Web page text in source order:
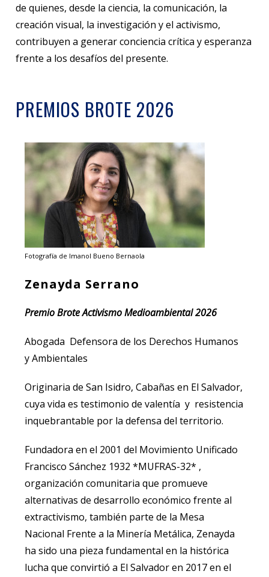
de quienes, desde la ciencia, la comunicación, la
creación visual, la investigación y el activismo,
contribuyen a generar conciencia crítica y esperanza
frente a los desafíos del presente.
PREMIOS BROTE 2026
Fotografía de Imanol Bueno Bernaola
Zenayda Serrano
Premio Brote Activismo Medioambiental 2026
Abogada Defensora de los Derechos Humanos
y Ambientales
Originaria de San Isidro, Cabañas en El Salvador,
cuya vida es testimonio de valentía y resistencia
inquebrantable por la defensa del territorio.
Fundadora en el 2001 del Movimiento Unificado
Francisco Sánchez 1932 *MUFRAS-32* ,
organización comunitaria que promueve
alternativas de desarrollo económico frente al
extractivismo, también parte de la Mesa
Nacional Frente a la Minería Metálica, Zenayda
ha sido una pieza fundamental en la histórica
lucha que convirtió a El Salvador en 2017 en el